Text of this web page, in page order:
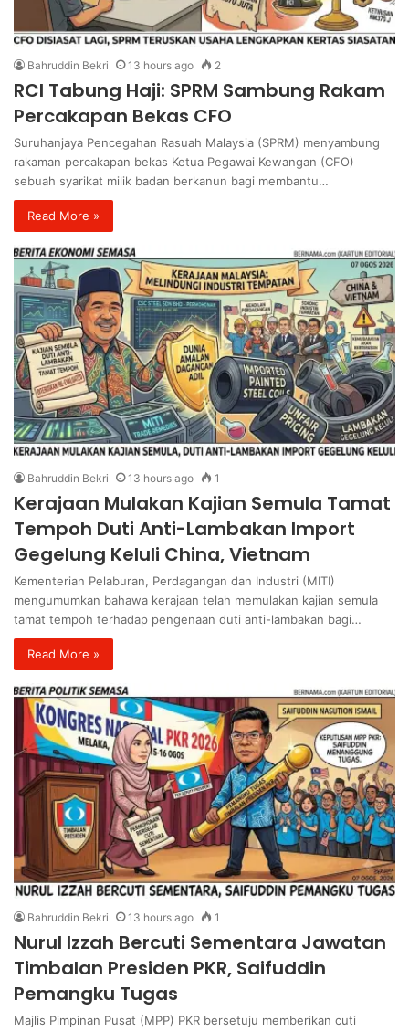
Bahruddin Bekri 13 hours ago 2
RCI Tabung Haji: SPRM Sambung Rakam
Percakapan Bekas CFO
Suruhanjaya Pencegahan Rasuah Malaysia (SPRM) menyambung
rakaman percakapan bekas Ketua Pegawai Kewangan (CFO)
sebuah syarikat milik badan berkanun bagi membantu…
Read More »
Bahruddin Bekri 13 hours ago 1
Kerajaan Mulakan Kajian Semula Tamat
Tempoh Duti Anti-Lambakan Import
Gegelung Keluli China, Vietnam
Kementerian Pelaburan, Perdagangan dan Industri (MITI)
mengumumkan bahawa kerajaan telah memulakan kajian semula
tamat tempoh terhadap pengenaan duti anti-lambakan bagi…
Read More »
Bahruddin Bekri 13 hours ago 1
Nurul Izzah Bercuti Sementara Jawatan
Timbalan Presiden PKR, Saifuddin
Pemangku Tugas
Majlis Pimpinan Pusat (MPP) PKR bersetuju memberikan cuti